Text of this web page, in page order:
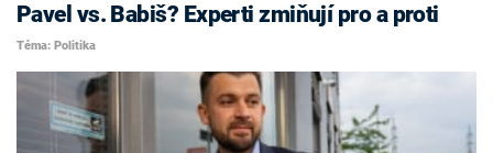
Pavel vs. Babiš? Experti zmiňují pro a proti
Téma: Politika